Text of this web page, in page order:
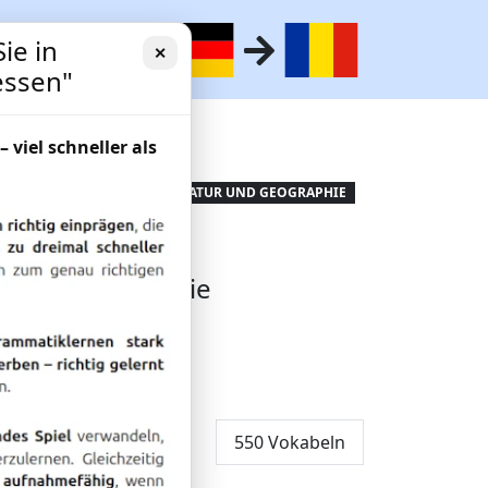
NATUR UND GEOGRAPHIE
Natur
und Geographie
550 Vokabeln
in
✕
viel schneller als